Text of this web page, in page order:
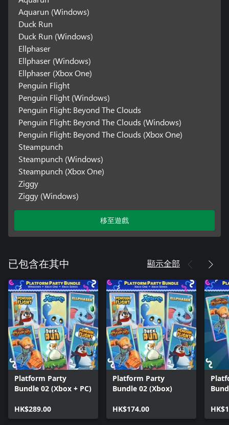
Aquarun (Windows)
Duck Run
Duck Run (Windows)
Ellphaser
Ellphaser (Windows)
Ellphaser (Xbox One)
Penguin Flight
Penguin Flight (Windows)
Penguin Flight: Beyond The Clouds
Penguin Flight: Beyond The Clouds (Windows)
Penguin Flight: Beyond The Clouds (Xbox One)
Steampunch
Steampunch (Windows)
Steampunch (Xbox One)
Ziggy
Ziggy (Windows)
移至遊戲
已包含在其中 顯示全部
Platform Party
Bundle 02 (Xbox + PC)
HK$289.00
Platform Party
Bundle 02 (Xbox)
HK$174.00